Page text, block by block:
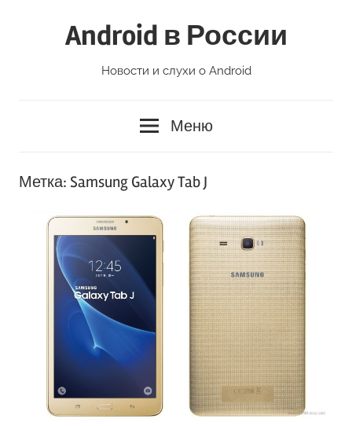
Android в России
Новости и слухи о Android
Меню
Метка: Samsung Galaxy Tab J